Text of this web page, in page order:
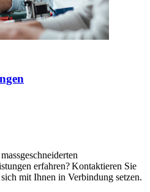
erfahren? Kontaktieren Sie
mit Ihnen in Verbindung setzen.